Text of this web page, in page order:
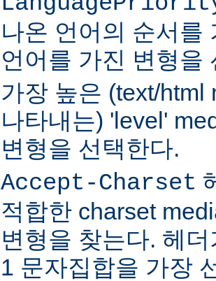
나온 언어의 순서를
언어를 가진 변형을
가장 높은 (text/html
나타내는) 'level'
변형을 선택한다.
Accept-Charset
적합한 charset
변형을 찾는다. 헤
1 문자집합을 가장